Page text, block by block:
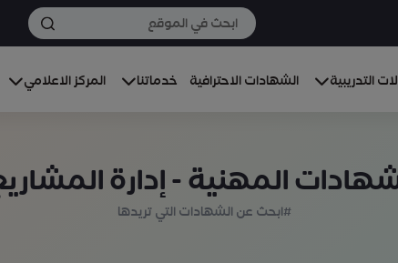
التدريبية الشهادات الاحترافية خدماتنا المركز الاعلامي
المهنية - إدارة
#ابحث عن الشهادات التي تريدها